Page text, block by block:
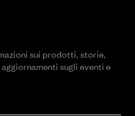
sui prodotti, storie,
sugli eventi e